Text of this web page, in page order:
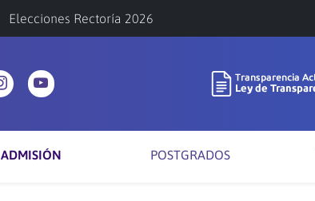
Elecciones Rectoría 2026
ADMISIÓN POSTGRADOS